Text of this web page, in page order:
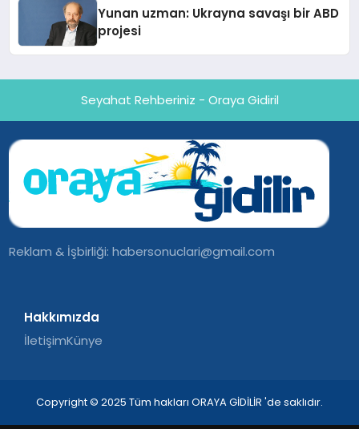
Yunan uzman: Ukrayna savaşı bir ABD
projesi
Seyahat Rehberiniz - Oraya Gidiril
Reklam & İşbirliği:habersonuclari@gmail.com
Hakkımızda
İletişimKünye
Copyright © 2025 Tüm hakları ORAYA GİDİLİR 'de saklıdır.